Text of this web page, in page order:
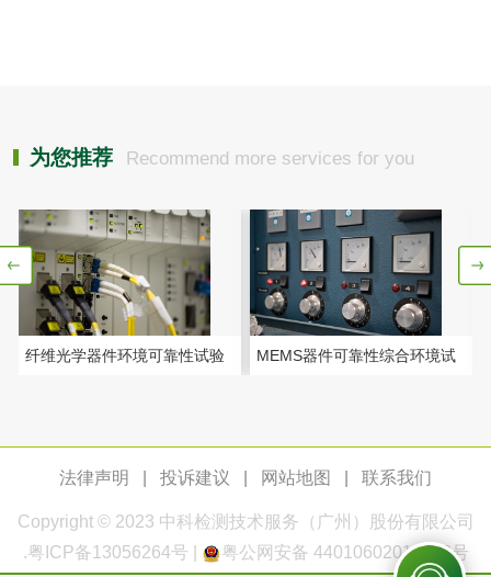
为您推荐 Recommend more services for you
纤维光学器件环境可靠性试验 MEMS器件可靠性综合环境试
法律声明 投诉建议 网站地图 联系我们
Copyright © 2023 中科检测 技术服务（广州）股份有限公司
.粤ICP备13056264号 粤公网安备 44010602011168号
产品检测
中药材检测 防护服检测
手套检测 口罩检测
熔喷布检测 计生用品检测
3Q验证
水系统3Q验证 压缩空气系统3Q验
证